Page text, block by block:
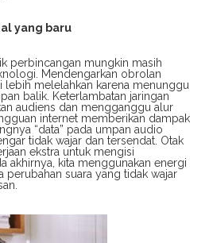
yang baru
perbincangan mungkin masih
Mendengarkan obrolan
lebih melelahkan karena menunggu
balik. Keterlambatan jaringan
audiens dan mengganggu alur
internet memberikan dampak
“data” pada umpan audio
tidak wajar dan tersendat. Otak
ekstra untuk mengisi
akhirnya, kita menggunakan energi
perubahan suara yang tidak wajar